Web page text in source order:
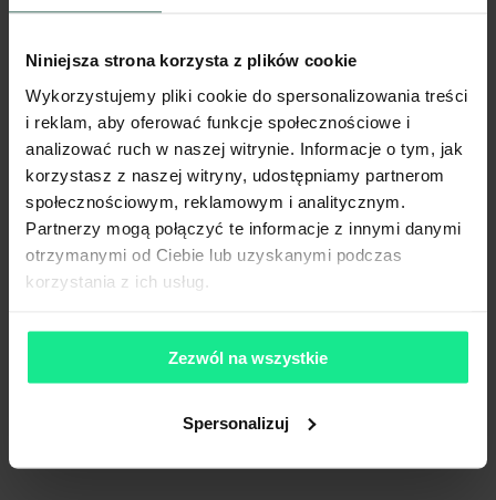
Niniejsza strona korzysta z plików cookie
Wykorzystujemy pliki cookie do spersonalizowania treści
i reklam, aby oferować funkcje społecznościowe i
analizować ruch w naszej witrynie. Informacje o tym, jak
korzystasz z naszej witryny, udostępniamy partnerom
społecznościowym, reklamowym i analitycznym.
Partnerzy mogą połączyć te informacje z innymi danymi
otrzymanymi od Ciebie lub uzyskanymi podczas
korzystania z ich usług.
Zezwól na wszystkie
Spersonalizuj
Niniejsze ogłoszenie ma charakter wyłącznie informacyjny i nie
nie odpowiada za ewentualne błędy lub nieaktualność ogłoszenia.
Ogłoszenia, cenniki i inne informacje zawarte na stronie internetowej
mogą się różnić od danych rzeczywistych. Publikacja ogłoszenia nie
gwarantuje dostępności prezentowanych nieruchomości. Weryfikacja
dostępności odbywa się po wysłaniu formularza kontaktowego.